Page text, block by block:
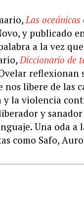
Las oceánicas
y publicado
a la vez
Diccionario de
reflexionan
libere de las
y la violencia
y
Una oda
como Safo,